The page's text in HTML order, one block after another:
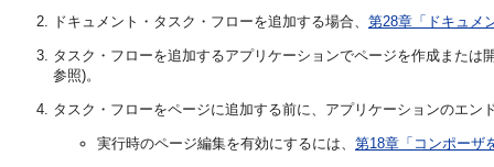
ドキュメント・タスク・フローを追加する場合、 第28章「ドキュメ
タスク・フローを追加するアプリケーションでページを作成または
参照)。
タスク・フローをページに追加する前に、アプリケーションのエ
実行時のページ編集を有効にするには、 第18章「コンポーザ